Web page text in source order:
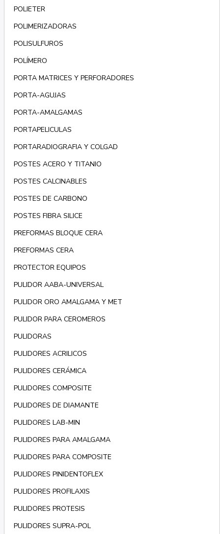
POLIETER
POLIMERIZADORAS
POLISULFUROS
POLÍMERO
PORTA MATRICES Y PERFORADORES
PORTA-AGUJAS
PORTA-AMALGAMAS
PORTAPELICULAS
PORTARADIOGRAFIA Y COLGAD
POSTES ACERO Y TITANIO
POSTES CALCINABLES
POSTES DE CARBONO
POSTES FIBRA SILICE
PREFORMAS BLOQUE CERA
PREFORMAS CERA
PROTECTOR EQUIPOS
PULIDOR AABA-UNIVERSAL
PULIDOR ORO AMALGAMA Y MET
PULIDOR PARA CEROMEROS
PULIDORAS
PULIDORES ACRILICOS
PULIDORES CERÁMICA
PULIDORES COMPOSITE
PULIDORES DE DIAMANTE
PULIDORES LAB-MIN
PULIDORES PARA AMALGAMA
PULIDORES PARA COMPOSITE
PULIDORES PINIDENTOFLEX
PULIDORES PROFILAXIS
PULIDORES PROTESIS
PULIDORES SUPRA-POL